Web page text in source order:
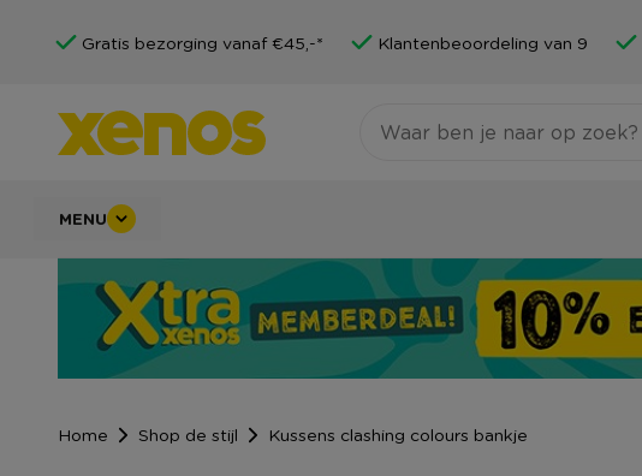
Gratis bezorging vanaf €45,-* Klantenbeoordeling van 9
MENU
Home Shop de stijl Kussens clashing colours bankje